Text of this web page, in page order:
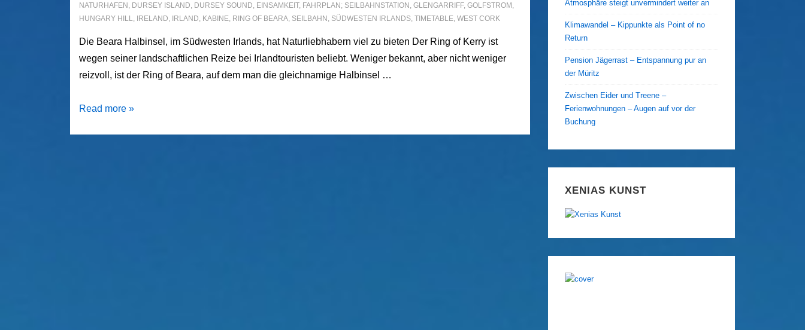
NATURHAFEN , DURSEY ISLAND, DURSEY SOUND, EINSAMKEIT, FAHRPLAN; SEILBAHNSTATION , GLENGARRIFF, GOLFSTROM ,
HUNGARY HILL, IRELAND, IRLAND, KABINE, RING OF BEARA, SEILBAHN , SÜDWESTEN IRLANDS, TIMETABLE, WEST CORK
Die Beara Halbinsel, im Südwesten Irlands, hat Naturliebhabern viel zu bieten Der Ring of Kerry ist
wegen seiner landschaftlichen Reize bei Irlandtouristen beliebt. Weniger bekannt, aber nicht weniger
reizvoll, ist der Ring of Beara, auf dem man die gleichnamige Halbinsel …
Mit
Read more »
Atmosphäre steigt unvermindert weiter an
Klimawandel – Kippunkte als Point of no
Return
Pension Jägerrast – Entspannung pur an
der Müritz
Zwischen Eider und Treene –
Ferienwohnungen – Augen auf vor der
Buchung
XENIAS KUNST